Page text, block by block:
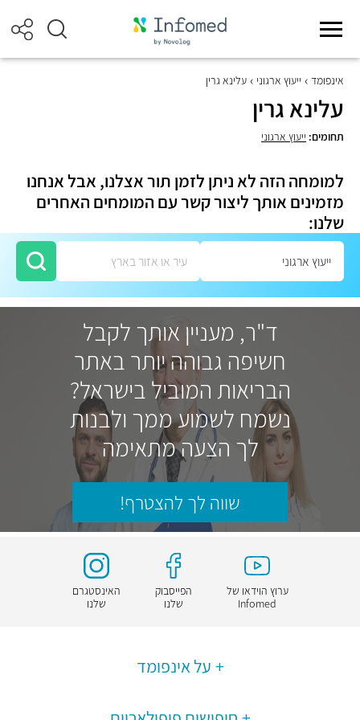
אינפומד ייעוץ ארגוני עלינא גרין
עלינא גרין
תחומים: ייעוץ ארגוני
למומחה הזה לא ניתן לזמן תור אצלנו, אבל אנחנו
מזמינים אותך ליצור קשר עם המומחים האחרים
שלנו:
ד"ר, מעניין אותך לקבל
חשיפה גבוהה יותר באתר
הבריאות המוביל בישראל?
נשמח לשמוע ממך ולבנות
לך הצעה מתאימה
שווה לך להצטרף!
ערוץ הוידאו של
Infomed
הפייסבוק
שלנו
האינסטגרם
שלנו
על אינפומד